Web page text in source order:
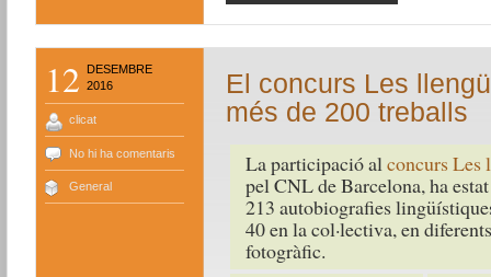
12
DESEMBRE
2016
clicat
No hi ha comentaris
General
El concurs Les
més de 200 treballs
La participació al concurs Les
pel CNL de Barcelona, ha
213 autobiografies
40 en la col·lectiva, en
fotogràfic.